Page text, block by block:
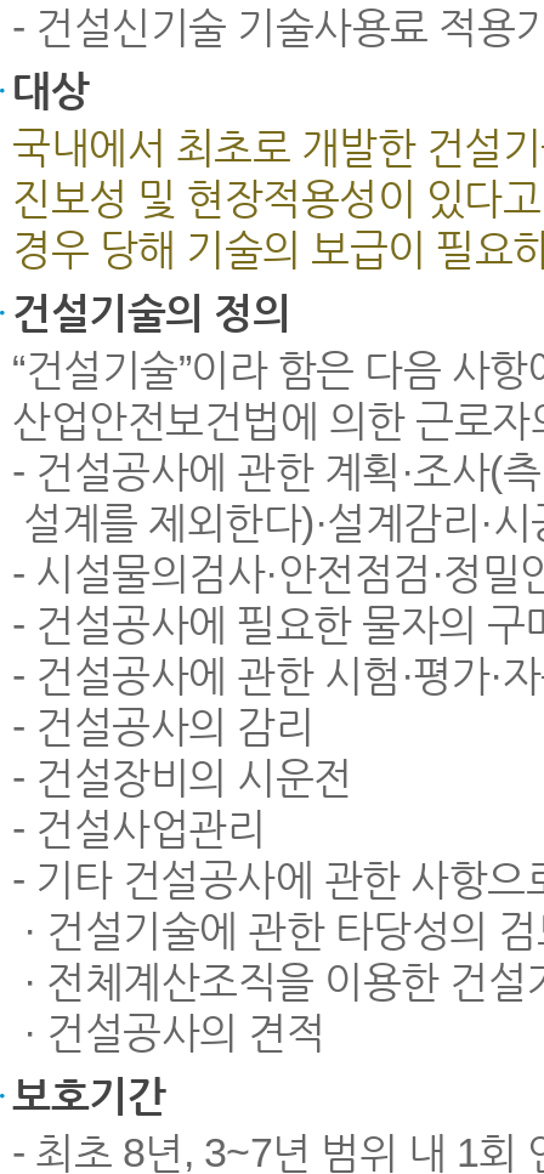
- 건설신기술 기술사용료 적용
대상
국내에서 최초로 개발한 건설
진보성 및 현장적용성이 있다
경우 당해 기술의 보급이 필요
건설기술의 정의
“건설기술”이라 함은 다음 사
산업안전보건법에 의한 근로
- 건설공사에 관한 계획·조사(
설계를 제외한다)·설계감리·
- 시설물의검사·안전점검·정밀
- 건설공사에 필요한 물자의 구
- 건설공사에 관한 시험·평가·
- 건설공사의 감리
- 건설장비의 시운전
- 건설사업관리
- 기타 건설공사에 관한 사항
· 건설기술에 관한 타당성의
· 전체계산조직을 이용한 건
· 건설공사의 견적
보호기간
- 최초 8년, 3~7년 범위 내 1회